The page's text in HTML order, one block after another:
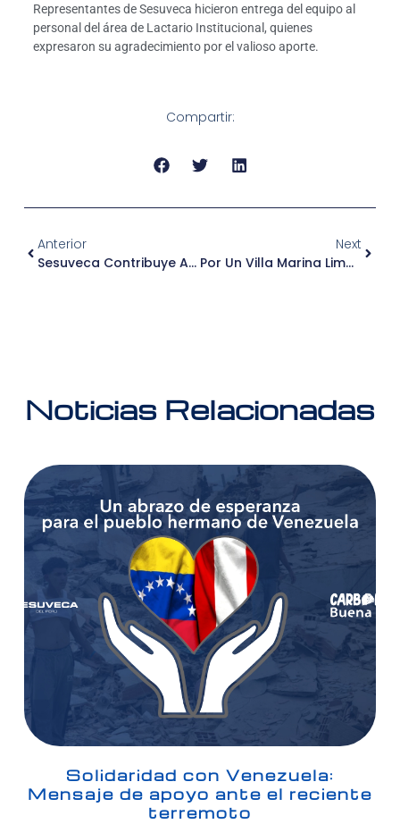
Representantes de Sesuveca hicieron entrega del equipo al
personal del área de Lactario Institucional, quienes
expresaron su agradecimiento por el valioso aporte.
Compartir:
Anterior
Sesuveca Contribuye A La Mejora De La Atención En Comisaría Miramar
Next
Por Un Villa Marina Limpio: Sesuveca Y Vecinos De La Manzana W Realizan Jornada De Limpieza
Noticias Relacionadas
Solidaridad con Venezuela:
Mensaje de apoyo ante el reciente
terremoto